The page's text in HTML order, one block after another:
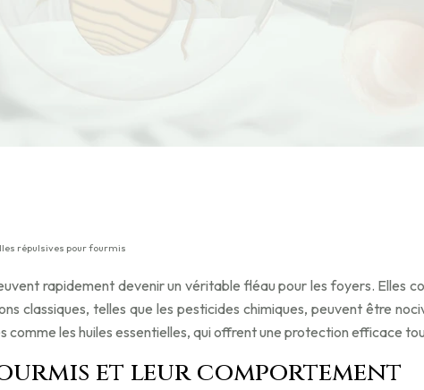
répulsives pour fourmis
rapidement devenir un véritable fléau pour les foyers. Elles
classiques, telles que les pesticides chimiques, peuvent être
les huiles essentielles, qui offrent une protection efficace
et leur comportement